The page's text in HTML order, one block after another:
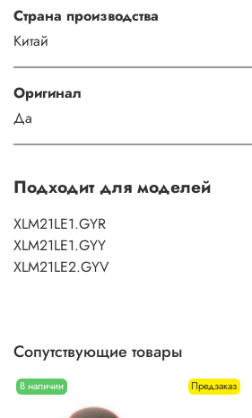
Страна производства
Китай
Оригинал
Да
Подходит для моделей
XLM21LE1.GYR
XLM21LE1.GYY
XLM21LE2.GYV
Сопутствующие товары
В наличии Предзаказ